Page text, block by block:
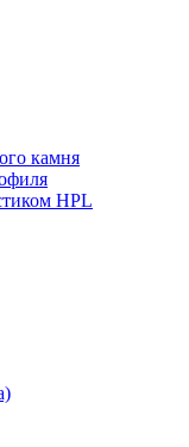
камня
HPL